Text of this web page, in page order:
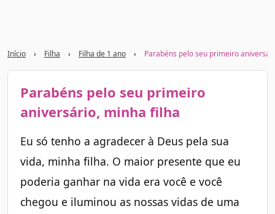
Início › Filha › Filha de 1 ano › Parabéns pelo seu primeiro
Parabéns pelo seu primeiro
aniversário, minha filha
Eu só tenho a agradecer à Deus pela sua
vida, minha filha. O maior presente que eu
poderia ganhar na vida era você e você
chegou e iluminou as nossas vidas de uma